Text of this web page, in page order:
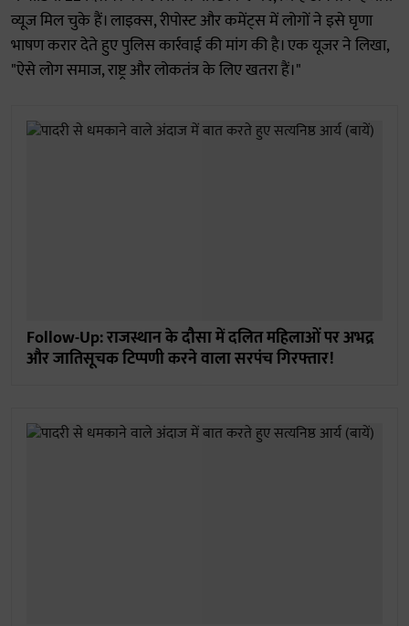
व्यूज मिल चुके हैं। लाइक्स, रीपोस्ट और कमेंट्स में लोगों ने इसे घृणा
भाषण करार देते हुए पुलिस कार्रवाई की मांग की है। एक यूजर ने लिखा,
"ऐसे लोग समाज, राष्ट्र और लोकतंत्र के लिए खतरा हैं।"
Follow-Up: राजस्थान के दौसा में दलित महिलाओं पर अभद्र
और जातिसूचक टिप्पणी करने वाला सरपंच गिरफ्तार!